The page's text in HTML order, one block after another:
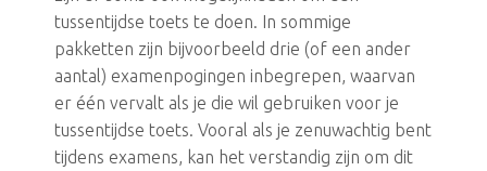
tussentijdse toets te doen. In sommige
pakketten zijn bijvoorbeeld drie (of een ander
aantal) examenpogingen inbegrepen, waarvan
er één vervalt als je die wil gebruiken voor je
tussentijdse toets. Vooral als je zenuwachtig bent
tijdens examens, kan het verstandig zijn om dit